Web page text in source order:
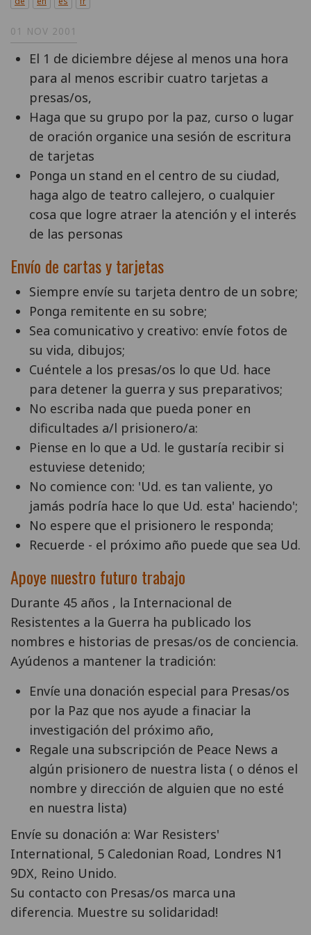
01 NOV 2001
El 1 de diciembre déjese al menos una hora
para al menos escribir cuatro tarjetas a
presas/os,
Haga que su grupo por la paz, curso o lugar
de oración organice una sesión de escritura
de tarjetas
Ponga un stand en el centro de su ciudad,
haga algo de teatro callejero, o cualquier
cosa que logre atraer la atención y el interés
de las personas
Envío de cartas y tarjetas
Siempre envíe su tarjeta dentro de un sobre;
Ponga remitente en su sobre;
Sea comunicativo y creativo: envíe fotos de
su vida, dibujos;
Cuéntele a los presas/os lo que Ud. hace
para detener la guerra y sus preparativos;
No escriba nada que pueda poner en
dificultades a/l prisionero/a:
Piense en lo que a Ud. le gustaría recibir si
estuviese detenido;
No comience con: 'Ud. es tan valiente, yo
jamás podría hace lo que Ud. esta' haciendo';
No espere que el prisionero le responda;
Recuerde - el próximo año puede que sea Ud.
Apoye nuestro futuro trabajo
Durante 45 años , la Internacional de
Resistentes a la Guerra ha publicado los
nombres e historias de presas/os de conciencia.
Ayúdenos a mantener la tradición:
Envíe una donación especial para Presas/os
por la Paz que nos ayude a finaciar la
investigación del próximo año,
Regale una subscripción de Peace News a
algún prisionero de nuestra lista ( o dénos el
nombre y dirección de alguien que no esté
en nuestra lista)
Envíe su donación a: War Resisters'
International, 5 Caledonian Road, Londres N1
9DX, Reino Unido.
Su contacto con Presas/os marca una
diferencia. Muestre su solidaridad!